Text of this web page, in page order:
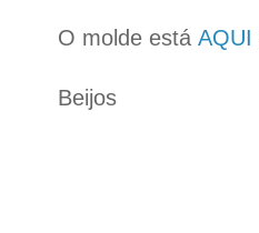
O molde está AQUI
Beijos